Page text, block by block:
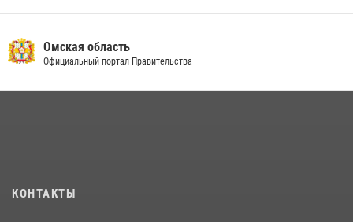
Росгвардия обеспечила безопасность уникального передвижного
музея «Поезд Победы» в Омске
пилотирования БПЛА в Омске
Омская область
Официальный портал Правительства
КОНТАКТЫ